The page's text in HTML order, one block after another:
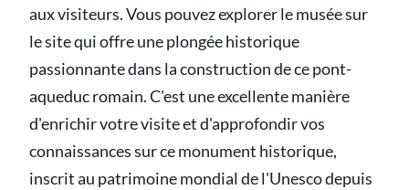
aux visiteurs. Vous pouvez explorer le musée sur
le site qui offre une plongée historique
passionnante dans la construction de ce pont-
aqueduc romain. C'est une excellente manière
d'enrichir votre visite et d'approfondir vos
connaissances sur ce monument historique,
inscrit au patrimoine mondial de l'Unesco depuis